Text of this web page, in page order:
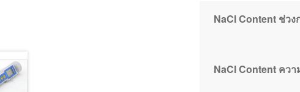
NaCl Content ช่วง
NaCl Content ควา